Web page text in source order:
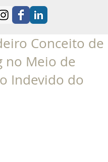
Conceito de
no Meio de
Indevido do